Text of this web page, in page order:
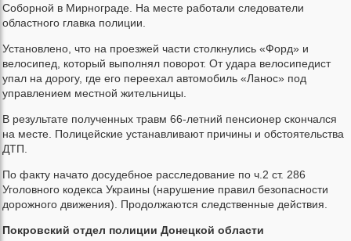
Соборной в Мирнограде. На месте работали следователи
областного главка полиции.
Установлено, что на проезжей части столкнулись «Форд» и
велосипед, который выполнял поворот. От удара велосипедист
упал на дорогу, где его переехал автомобиль «Ланос» под
управлением местной жительницы.
В результате полученных травм 66-летний пенсионер скончался
на месте. Полицейские устанавливают причины и обстоятельства
ДТП.
По факту начато досудебное расследование по ч.2 ст. 286
Уголовного кодекса Украины (нарушение правил безопасности
дорожного движения). Продолжаются следственные действия.
Покровский отдел полиции Донецкой области